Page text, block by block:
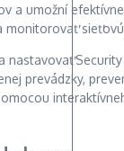
a umožní
monitorovať
nastavovať Security
prevádzky,